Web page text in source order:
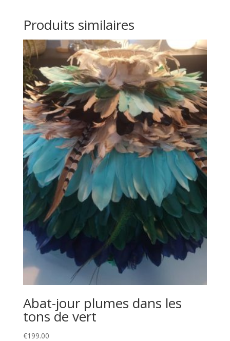
Produits similaires
Abat-jour plumes dans les
tons de vert
€199.00